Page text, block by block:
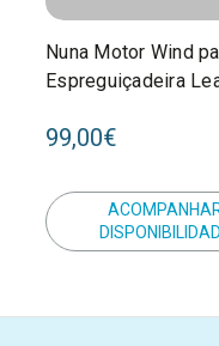
Nuna Motor Wind
Espreguiçadeira
99,00€